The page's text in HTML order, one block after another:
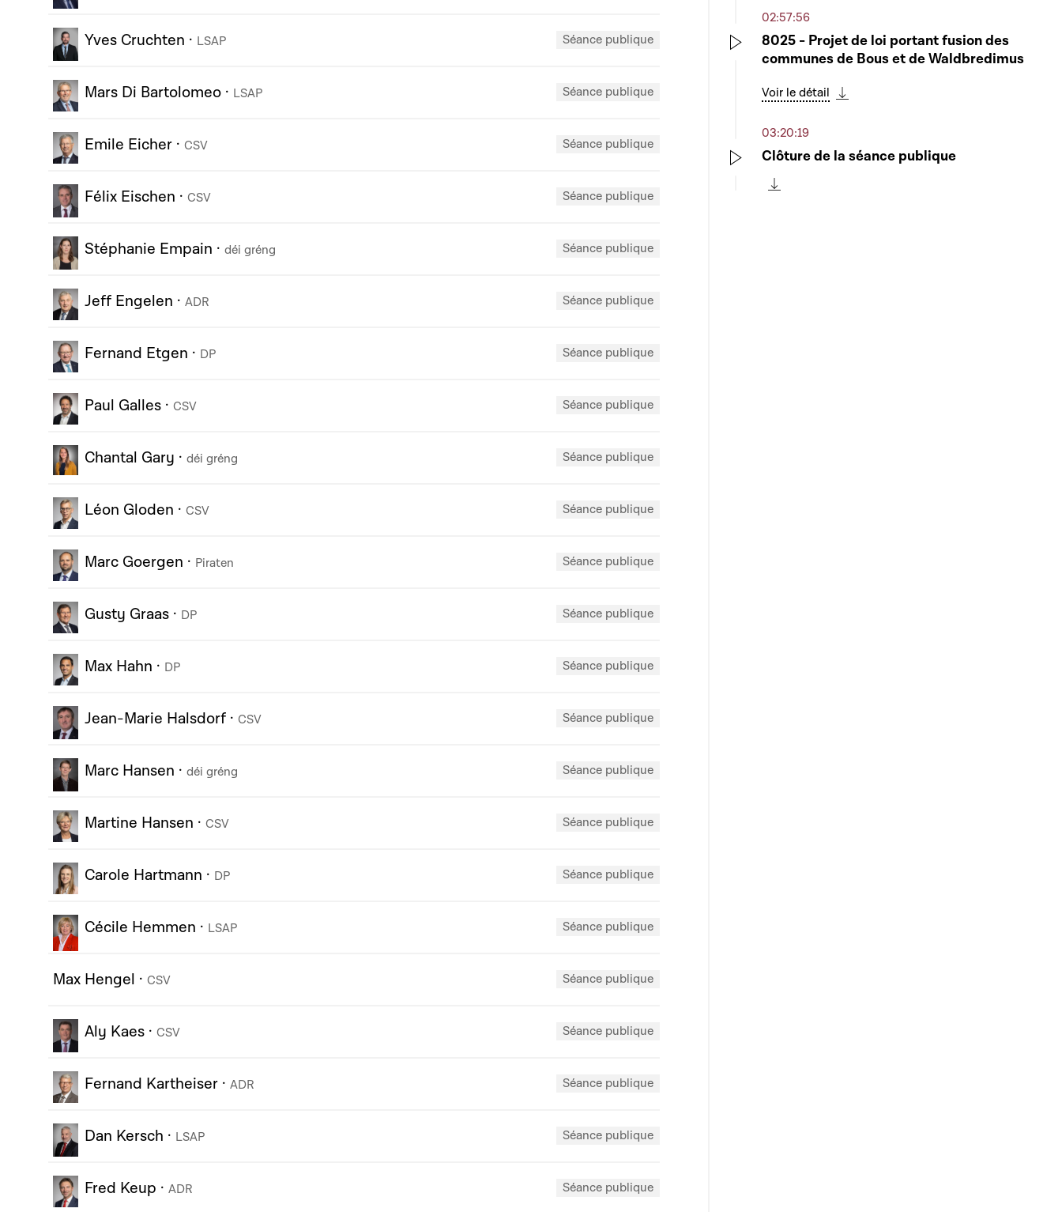
Yves Cruchten · LSAP Séance publique
Mars Di Bartolomeo · LSAP Séance publique
Emile Eicher · CSV Séance publique
Félix Eischen · CSV Séance publique
Stéphanie Empain · déi gréng Séance publique
Jeff Engelen · ADR Séance publique
Fernand Etgen · DP Séance publique
Paul Galles · CSV Séance publique
Chantal Gary · déi gréng Séance publique
Léon Gloden · CSV Séance publique
Marc Goergen · Piraten Séance publique
Gusty Graas · DP Séance publique
Max Hahn · DP Séance publique
Jean-Marie Halsdorf · CSV Séance publique
Marc Hansen · déi gréng Séance publique
Martine Hansen · CSV Séance publique
Carole Hartmann · DP Séance publique
Cécile Hemmen · LSAP Séance publique
Max Hengel · CSV Séance publique
Aly Kaes · CSV Séance publique
Fernand Kartheiser · ADR Séance publique
Dan Kersch · LSAP Séance publique
Fred Keup · ADR Séance publique
02:57:56
8025 - Projet de loi portant fusion des
communes de Bous et de Waldbredimus
Voir le détail
03:20:19
Clôture de la séance publique